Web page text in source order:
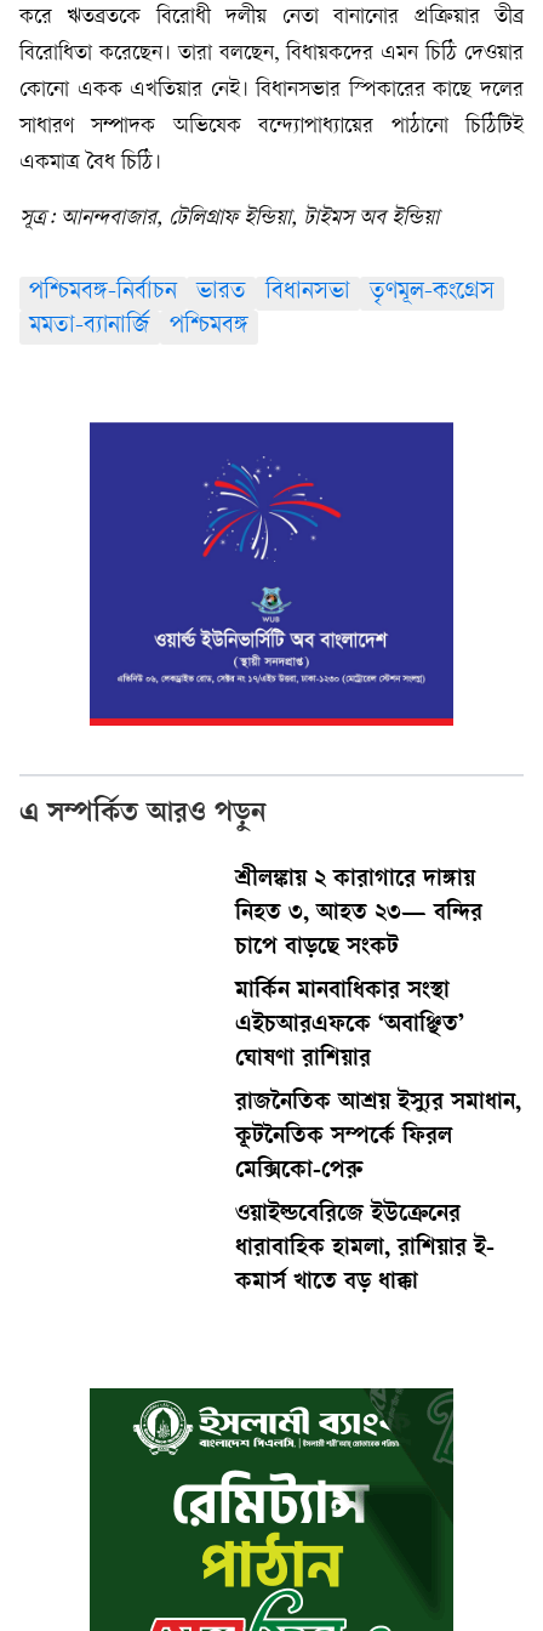
করে ঋতব্রতকে বিরোধী দলীয় নেতা বানানোর প্রক্রিয়ার তীব্র
বিরোধিতা করেছেন। তারা বলছেন, বিধায়কদের এমন চিঠি দেওয়ার
কোনো একক এখতিয়ার নেই। বিধানসভার স্পিকারের কাছে দলের
সাধারণ সম্পাদক অভিষেক বন্দ্যোপাধ্যায়ের পাঠানো চিঠিটিই
একমাত্র বৈধ চিঠি।
সূত্র: আনন্দবাজার, টেলিগ্রাফ ইন্ডিয়া, টাইমস অব ইন্ডিয়া
পশ্চিমবঙ্গ-নির্বাচন ভারত বিধানসভা
তৃণমূল-কংগ্রেস
মমতা-ব্যানার্জি
পশ্চিমবঙ্গ
এ সম্পর্কিত আরও পড়ুন
শ্রীলঙ্কায় ২ কারাগারে দাঙ্গায়
নিহত ৩, আহত ২৩— বন্দির
চাপে বাড়ছে সংকট
মার্কিন মানবাধিকার সংস্থা
এইচআরএফকে ‘অবাঞ্ছিত’
ঘোষণা রাশিয়ার
রাজনৈতিক আশ্রয় ইস্যুর সমাধান,
কূটনৈতিক সম্পর্কে ফিরল
মেক্সিকো-পেরু
ওয়াইল্ডবেরিজে ইউক্রেনের
ধারাবাহিক হামলা, রাশিয়ার ই-
কমার্স খাতে বড় ধাক্কা